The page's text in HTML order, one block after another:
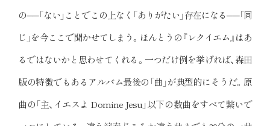
の──「ない」ことでこの上なく「ありがたい」存在になる──「同
じ」を今ここで聞かせてしまう。ほんとうの『レクイエム』はあ
るではないかと思わせてくれる。一つだけ例を挙げれば、森田
版の特徴でもあるアルバム最後の「曲」が典型的にそうだ。原
曲の「主、イエスよ Domine Jesu」以下の数曲をすべて繋いで